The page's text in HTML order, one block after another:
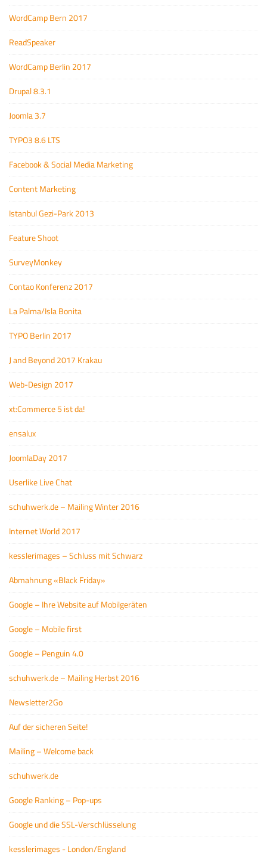
WordCamp Bern 2017
ReadSpeaker
WordCamp Berlin 2017
Drupal 8.3.1
Joomla 3.7
TYPO3 8.6 LTS
Facebook & Social Media Marketing
Content Marketing
Istanbul Gezi-Park 2013
Feature Shoot
SurveyMonkey
Contao Konferenz 2017
La Palma/Isla Bonita
TYPO Berlin 2017
J and Beyond 2017 Krakau
Web-Design 2017
xt:Commerce 5 ist da!
ensalux
JoomlaDay 2017
Userlike Live Chat
schuhwerk.de – Mailing Winter 2016
Internet World 2017
kesslerimages – Schluss mit Schwarz
Abmahnung «Black Friday»
Google – Ihre Website auf Mobilgeräten
Google – Mobile first
Google – Penguin 4.0
schuhwerk.de – Mailing Herbst 2016
Newsletter2Go
Auf der sicheren Seite!
Mailing – Welcome back
schuhwerk.de
Google Ranking – Pop-ups
Google und die SSL-Verschlüsselung
kesslerimages - London/England